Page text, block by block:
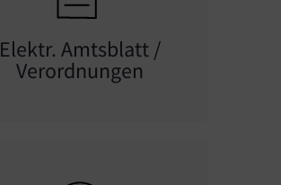
Elektr. Amtsblatt /
Verordnungen